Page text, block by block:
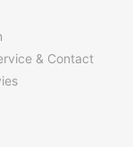
& Contact